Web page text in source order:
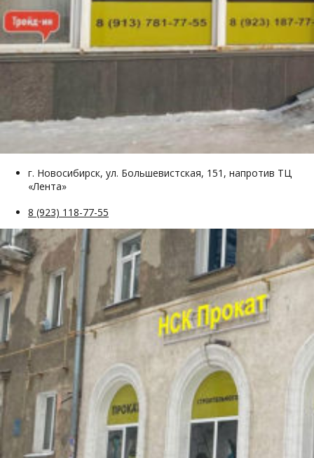
г. Новосибирск, ул. Большевистская, 151, напротив ТЦ
«Лента»
8 (923) 118-77-55